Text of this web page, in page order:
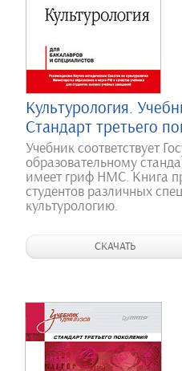
Культурология.
Стандарт третьего
Учебник соответствует
образовательному
имеет гриф НМС. Книга
студентов различных
культурологию.
СКАЧАТЬ